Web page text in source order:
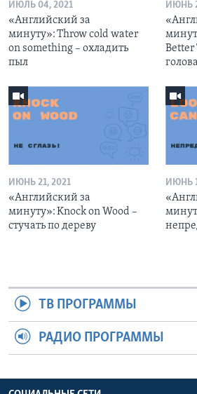
ИЮЛЬ 04, 2021
«Английский за
минуту»: Throw cold water
on something – охладить
пыл
ИЮНЬ
Better
ИЮНЬ 21, 2021
«Английский за
минуту»: Knock on Wood –
стучать по дереву
ИЮНЬ
ТВ ПРОГРАММЫ
РАДИО ПРОГРАММЫ